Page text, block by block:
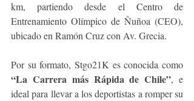
km, partiendo desde el Centro de
Entrenamiento Olímpico de Ñuñoa (CEO),
ubicado en Ramón Cruz con Av. Grecia.
“La Carrera más Rápida de Chile”, e
ideal para llevar a los deportistas a romper su